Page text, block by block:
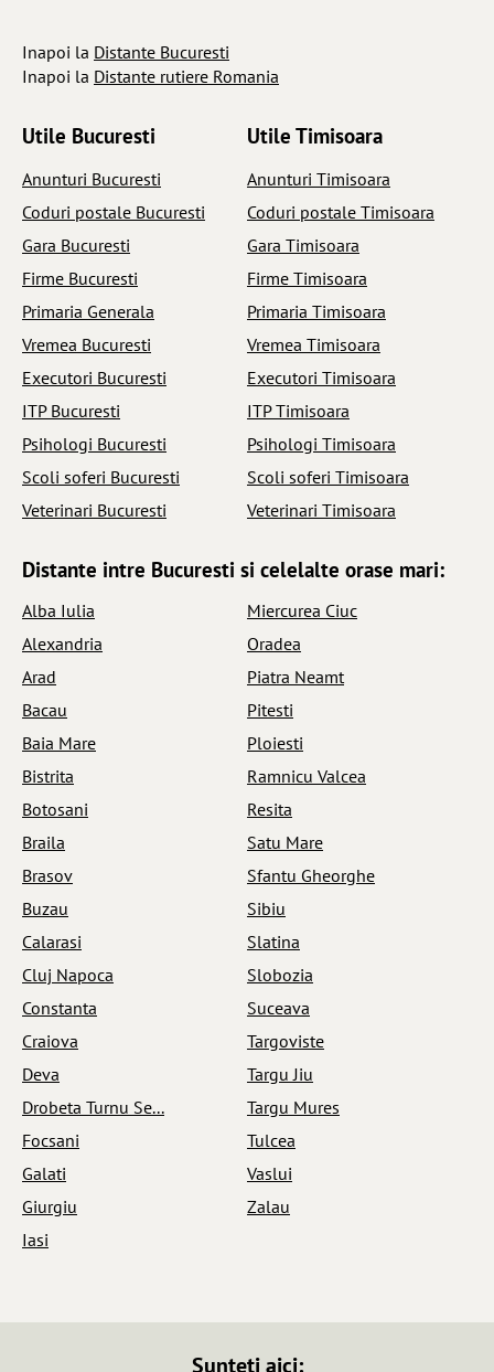
Inapoi la Distante Bucuresti
Inapoi la Distante rutiere Romania
Utile Bucuresti
Anunturi Bucuresti
Coduri postale Bucuresti
Gara Bucuresti
Firme Bucuresti
Primaria Generala
Vremea Bucuresti
Executori Bucuresti
ITP Bucuresti
Psihologi Bucuresti
Scoli soferi Bucuresti
Veterinari Bucuresti
Utile Timisoara
Anunturi Timisoara
Coduri postale Timisoara
Gara Timisoara
Firme Timisoara
Primaria Timisoara
Vremea Timisoara
Executori Timisoara
ITP Timisoara
Psihologi Timisoara
Scoli soferi Timisoara
Veterinari Timisoara
Distante intre Bucuresti si celelalte orase mari:
Alba Iulia
Alexandria
Arad
Bacau
Baia Mare
Bistrita
Botosani
Braila
Brasov
Buzau
Calarasi
Cluj Napoca
Constanta
Craiova
Deva
Drobeta Turnu Se...
Focsani
Galati
Giurgiu
Iasi
Miercurea Ciuc
Oradea
Piatra Neamt
Pitesti
Ploiesti
Ramnicu Valcea
Resita
Satu Mare
Sfantu Gheorghe
Sibiu
Slatina
Slobozia
Suceava
Targoviste
Targu Jiu
Targu Mures
Tulcea
Vaslui
Zalau
Sunteti aici: